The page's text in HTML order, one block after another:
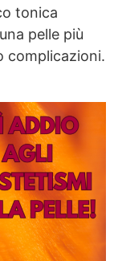
tonica
pelle più
complicazioni.